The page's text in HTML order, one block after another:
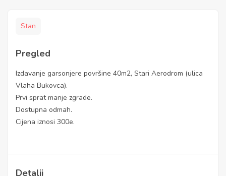
Stan
Pregled
Izdavanje garsonjere površine 40m2, Stari Aerodrom (ulica
Vlaha Bukovca).
Prvi sprat manje zgrade.
Dostupna odmah.
Cijena iznosi 300e.
Detalji